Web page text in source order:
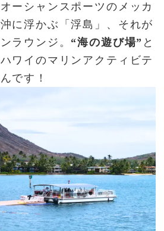
ーシャンスポーツのメッカ
に浮かぶ「浮島」、それが
ラウンジ。 “海の遊び場” と
ワイのマリンアクティビテ
です！